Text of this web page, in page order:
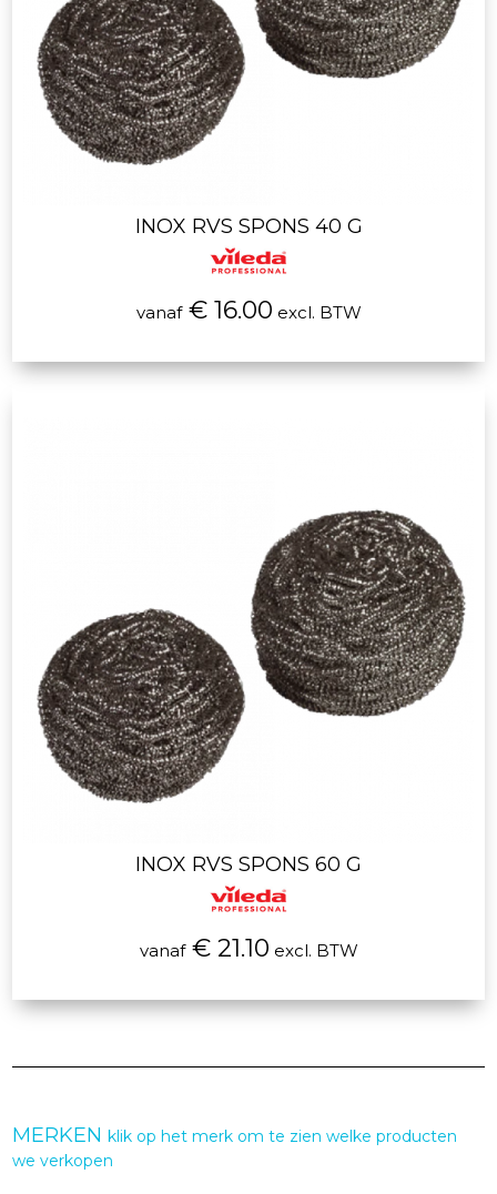
INOX RVS SPONS 40 G
vanaf€ 16.00 excl. BTW
INOX RVS SPONS 60 G
vanaf€ 21.10 excl. BTW
MERKENklik op het merk om te zien welke producten
we verkopen